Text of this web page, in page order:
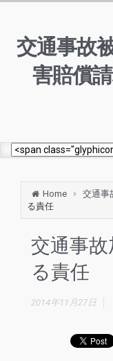
交通事故
害賠償
Home 交通事
る責任
交通事
る責任
2014年11月27日